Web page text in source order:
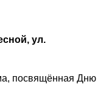
ул.
посвящённая Дню